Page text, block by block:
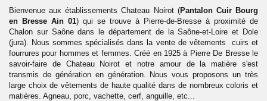
Bienvenue aux établissements Chateau Noirot (Pantalon Cuir Bourg
en Bresse Ain 01) qui se trouve à Pierre-de-Bresse à proximité de
Chalon sur Saône dans le département de la Saône-et-Loire et Dole
(jura). Nous sommes spécialisés dans la vente de vêtements cuirs et
fourrures pour hommes et femmes. Créé en 1925 à Pierre De Bresse le
savoir-faire de Chateau Noirot et notre amour de la matière s'est
transmis de génération en génération. Nous vous proposons un très
large choix de vêtements de haute qualité dans de nombreux coloris et
matières. Agneau, porc, vachette, cerf, anguille, etc...